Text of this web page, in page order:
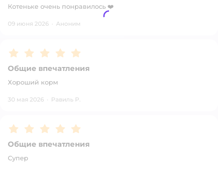
Котеньке очень понравилось ❤️
09 июня 2026 · Аноним
Рейтинг:5
Общие впечатления
Хороший корм
30 мая 2026 · Равиль Р.
Рейтинг:5
Общие впечатления
Супер